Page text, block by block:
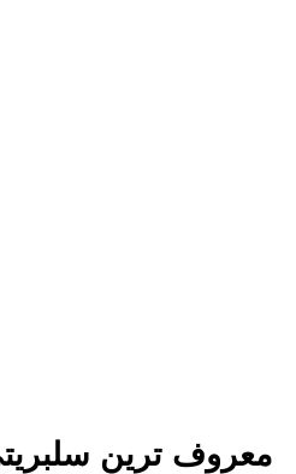
معروف ترین